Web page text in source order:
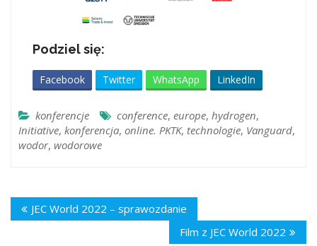
Podziel się:
Facebook Twitter WhatsApp LinkedIn
konferencje conference, europe, hydrogen,
Initiative, konferencja, online. PKTK, technologie, Vanguard,
wodor, wodorowe
JEC World 2022 – sprawozdanie
Film z JEC World 2022